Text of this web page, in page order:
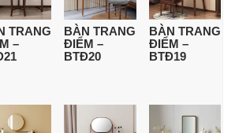
TRANG
–
BÀN TRANG
ĐIỂM –
BTĐ20
BÀN TRANG
ĐIỂM –
BTĐ19